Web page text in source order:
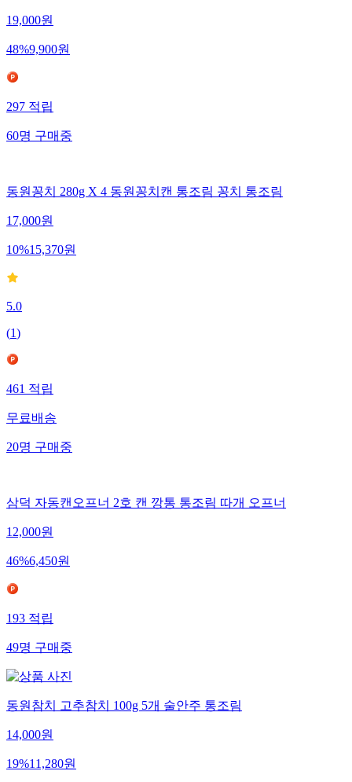
19,000원
48%9,900원
297적립
60명구매중
동원꽁치 280g X 4 동원꽁치캔 통조림 꽁치 통조림
17,000원
10%15,370원
5.0
(1)
461적립
무료배송
20명구매중
삼덕 자동캔오프너 2호 캔 깡통 통조림 따개 오프너
12,000원
46%6,450원
193적립
49명구매중
동원참치 고추참치 100g 5개 술안주 통조림
14,000원
19%11,280원